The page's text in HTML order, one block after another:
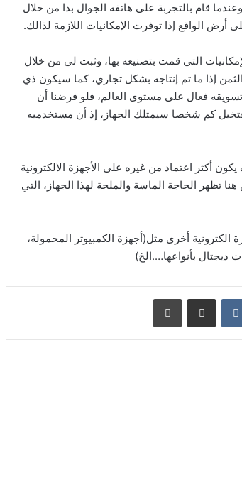
ميلي أمبير أقصى حد، أما وزن الجهاز فيبلغ 267غرام، وعندما قام بالتجربة على هاتفه الجوال بدا من خلال
الواقع إذا توفرت الإمكانيات اللازمة لذالك.
التي قمت بتصنيعه بها، وثبت لي من خلال
إذا ما تم إنتاجه بشكل تجاري، كما سيكون ذي
فعال على مستوى العالم، فلو فرضنا أن
فتخيل كم شخصا سيمتلك الجهاز، إذ أن مستخدميه
أكثر اعتماد من غيره على الأجهزة الالكترونية
تظهر الحاجة الماسة والملحة لهذا الجهاز، التي
أخرى مثل(أجهزة الكمبيوتر المحمولة،
ديجتال بأنواعها….الخ)